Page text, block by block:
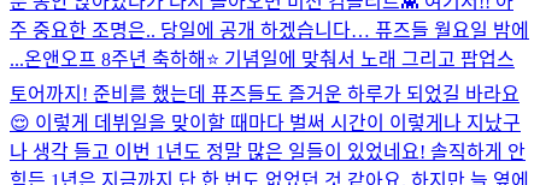
주 중요한 조명은.. 당일에 공개 하겠습니다… 퓨즈들 월요일 밤에
...온앤오프 8주년 축하해⭐️ 기념일에 맞춰서 노래 그리고 팝업스
토어까지! 준비를 했는데 퓨즈들도 즐거운 하루가 되었길 바라요
😌 이렇게 데뷔일을 맞이할 때마다 벌써 시간이 이렇게나 지났구
나 생각 들고 이번 1년도 정말 많은 일들이 있었네요! 솔직하게 안
힘든 1년은 지금까지 단 한 번도 없었던 것 같아요. 하지만 늘 옆에